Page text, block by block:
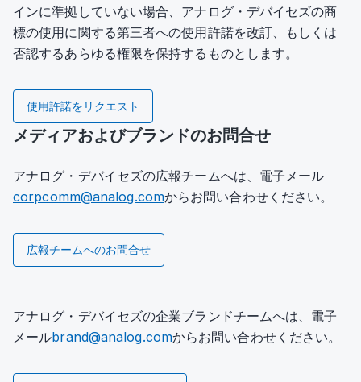
インに準拠していない場合、アナログ・デバイセズの商
標の使用に関する第三者への使用許諾を改訂、もしくは
否認するあらゆる権限を保持するものとします。
使用許諾をリクエスト
メディアおよびブランドのお問合せ
アナログ・デバイセズの広報チームへは、電子メール
corpcomm@analog.comからお問い合わせください。
広報チームへのお問合せ
アナログ・デバイセズの企業ブランドチームへは、電子
メールbrand@analog.comからお問い合わせください。